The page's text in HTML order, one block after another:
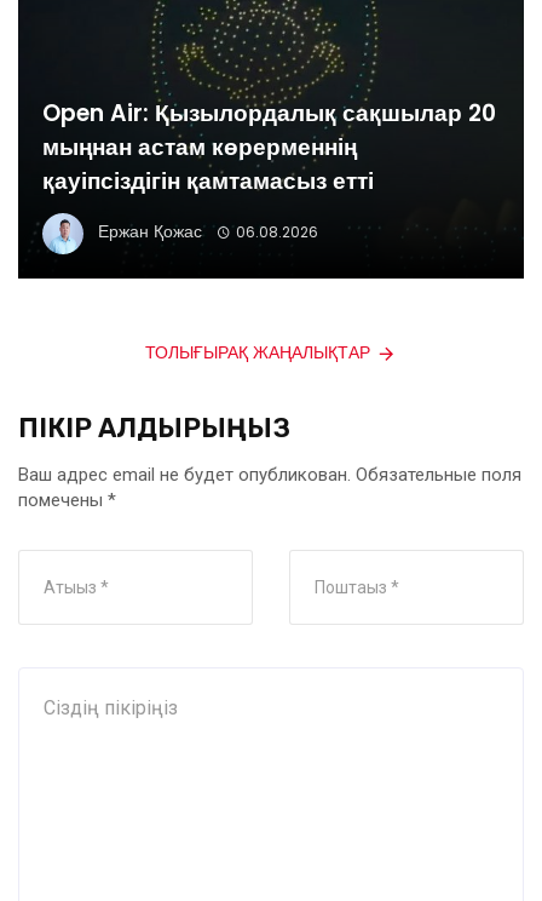
Open Air: Қызылордалық сақшылар 20
мыңнан астам көрерменнің
қауіпсіздігін қамтамасыз етті
Ержан Қожас 06.08.2026
ТОЛЫҒЫРАҚ ЖАҢАЛЫҚТАР
ПІКІР ҚАЛДЫРЫҢЫЗ
Ваш адрес email не будет опубликован. Обязательные поля
помечены *